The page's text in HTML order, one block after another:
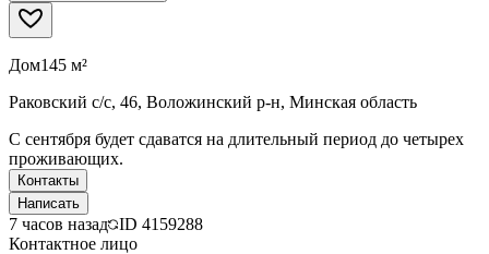
Дом145 м²
Раковский с/с, 46, Воложинский р-н, Минская область
С сентября будет сдаватся на длительный период до четырех
проживающих.
Контакты
Написать
7 часов назад ID 4159288
Контактное лицо